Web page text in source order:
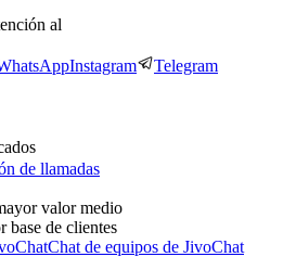
al
Instagram Telegram
de llamadas
valor medio
base de clientes
Chat de equipos de JivoChat